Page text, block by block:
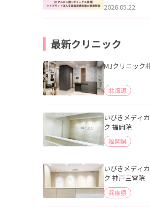
用】ハイブリッ
2026.05.22
最新クリニック
MJクリニック
北海道
いびきメディ
ク 福岡院
福岡県
いびきメディ
ク 神戸三宮院
兵庫県